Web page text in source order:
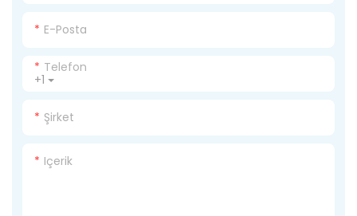
E-Posta
+1
Telefon
Şirket
Içerik